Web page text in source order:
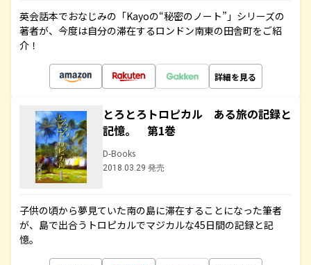
英会話本でおなじみの「Kayoの“秘密のノート”」シリーズの
著者が、今度は自分の滞在するロンドン南東の田舎町をご紹
介！
詳細を見る
とろとろトロピカル ある旅の記録と
記憶。 第1巻
D-Books
2018.03.29 発売
子供の頃から夢見ていた南の島に滞在することになった筆者
が、島で出合うトロピカルでマジカルな45日間の記録と記
憶。